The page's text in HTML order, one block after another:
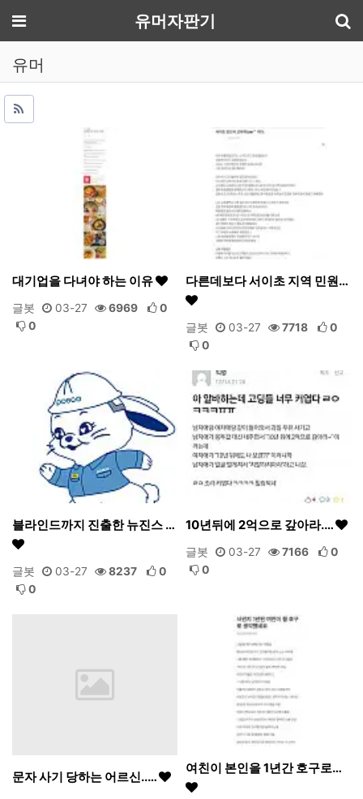
메뉴 유머자판기
유머
대기업을 다녀야 하는 이유
글봇 03-27 6969
0
0
다른데보다 서이초 지역 민원…
글봇 03-27 7718
0
0
블라인드까지 진출한 뉴진스 …
글봇 03-27 8237
0
0
10년뒤에 2억으로 갚아라.…
글봇 03-27 7166
0
0
문자 사기 당하는 어르신..…
여친이 본인을 1년간 호구로…